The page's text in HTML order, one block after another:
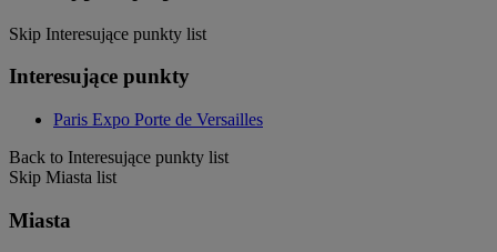
Skip Interesujące punkty list
Interesujące punkty
Paris Expo Porte de Versailles
Back to Interesujące punkty list
Skip Miasta list
Miasta